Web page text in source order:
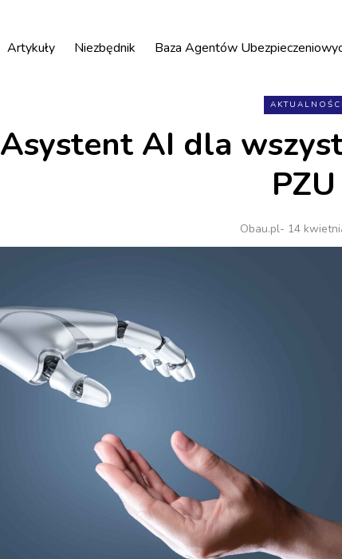
Artykuły Niezbędnik Baza Agentów
AKTUALNOŚCI
Asystent AI dla
PZU
Obau.pl- 14